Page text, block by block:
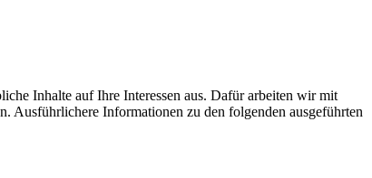
Inhalte auf Ihre Interessen aus. Dafür arbeiten wir mit
Ausführlichere Informationen zu den folgenden ausgeführten